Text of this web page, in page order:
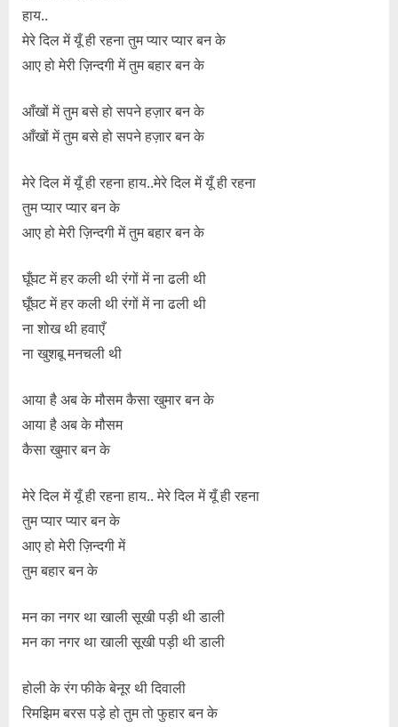
हाय..
मेरे दिल में यूँ ही रहना तुम प्यार प्यार बन के
आए हो मेरी ज़िन्दगी में तुम बहार बन के
आँखों में तुम बसे हो सपने हज़ार बन के
आँखों में तुम बसे हो सपने हज़ार बन के
मेरे दिल में यूँ ही रहना हाय..मेरे दिल में यूँ ही रहना
तुम प्यार प्यार बन के
आए हो मेरी ज़िन्दगी में तुम बहार बन के
घूँघट में हर कली थी रंगों में ना ढली थी
घूँघट में हर कली थी रंगों में ना ढली थी
ना शोख थी हवाएँ
ना खुशबू मनचली थी
आया है अब के मौसम कैसा खुमार बन के
आया है अब के मौसम
कैसा खुमार बन के
मेरे दिल में यूँ ही रहना हाय.. मेरे दिल में यूँ ही रहना
तुम प्यार प्यार बन के
आए हो मेरी ज़िन्दगी में
तुम बहार बन के
मन का नगर था खाली सूखी पड़ी थी डाली
मन का नगर था खाली सूखी पड़ी थी डाली
होली के रंग फीके बेनूर थी दिवाली
रिमझिम बरस पड़े हो तुम तो फुहार बन के